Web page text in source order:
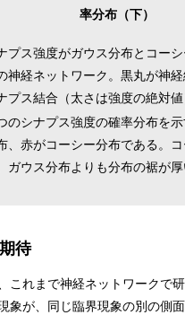
率分布（下）
プス強度がガウス分布とコー
神経ネットワーク。黒丸が神
プス結合（太さは強度の絶対値
のシナプス強度の確率分布を
、赤がコーシー分布である。
ガウス分布よりも分布の裾が厚
待
これまで神経ネットワークで
象が、同じ臨界現象の別の側